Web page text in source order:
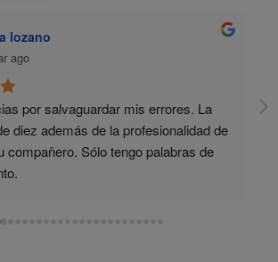
lozano
ago
por salvaguardar mis errores. La
diez además de la profesionalidad de
compañero. Sólo tengo palabras de